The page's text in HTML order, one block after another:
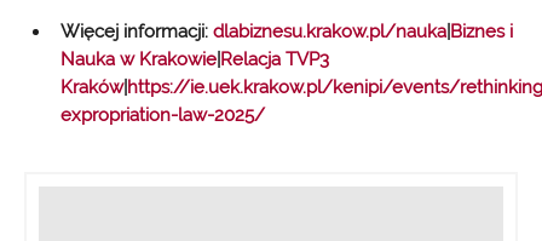
Więcej informacji: dlabiznesu.krakow.pl/nauka Biznes i
Nauka w Krakowie Relacja TVP3
Kraków|https://ie.uek.krakow.pl/kenipi/events/
expropriation-law-2025/